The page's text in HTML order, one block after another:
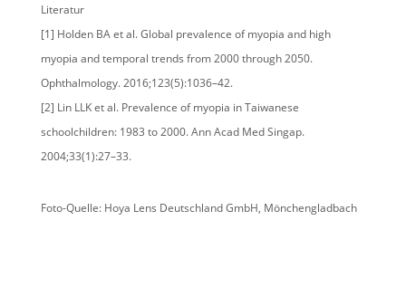
Literatur
[1] Holden BA et al. Global prevalence of myopia and high
myopia and temporal trends from 2000 through 2050.
Ophthalmology. 2016;123(5):1036–42.
[2] Lin LLK et al. Prevalence of myopia in Taiwanese
schoolchildren: 1983 to 2000. Ann Acad Med Singap.
2004;33(1):27–33.
Foto-Quelle: Hoya Lens Deutschland GmbH, Mönchengladbach